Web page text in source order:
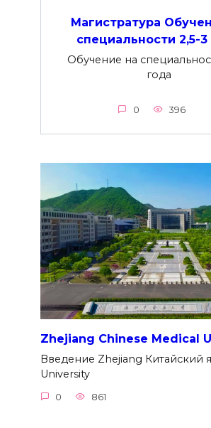
Магистратура
специальности 2,5-3
Обучение на
года
0 396
Zhejiang Chinese Medical
Введение Zhejiang Китайский
University
0 861